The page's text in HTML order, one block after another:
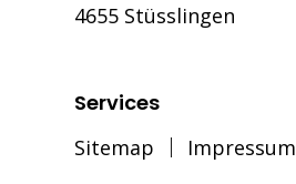
4655 Stüsslingen
Services
Sitemap Impressum